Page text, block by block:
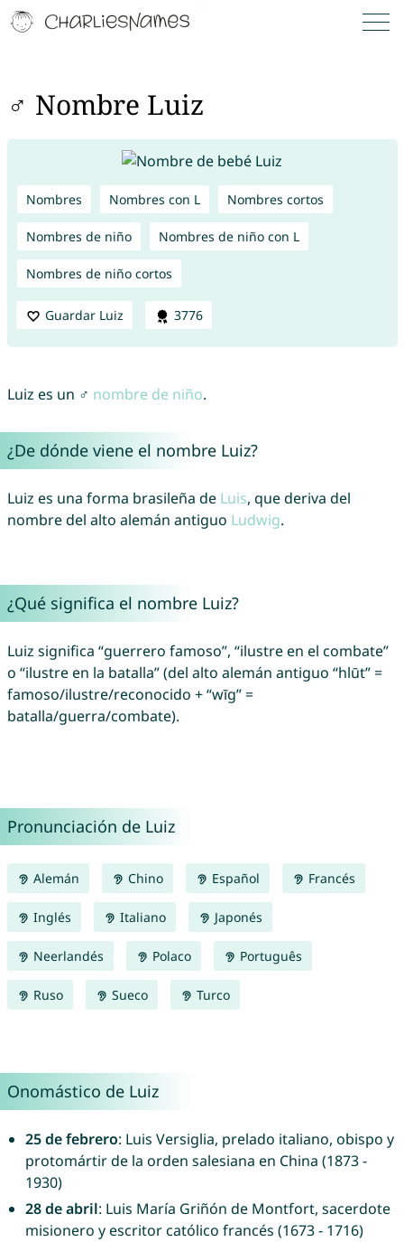
♂ Nombre Luiz
Nombres Nombres con L Nombres cortos
Nombres de niño Nombres de niño con L
Nombres de niño cortos
Guardar Luiz 3776
Luiz es un ♂ nombre de niño.
¿De dónde viene el nombre Luiz?
Luiz es una forma brasileña de Luis, que deriva del
nombre del alto alemán antiguo Ludwig.
¿Qué significa el nombre Luiz?
Luiz significa “guerrero famoso”, “ilustre en el combate”
o “ilustre en la batalla” (del alto alemán antiguo “hlūt” =
famoso/ilustre/reconocido + “wīg” =
batalla/guerra/combate).
Pronunciación de Luiz
Alemán Chino Español Francés
Inglés Italiano Japonés
Neerlandés Polaco Português
Ruso Sueco Turco
Onomástico de Luiz
25 de febrero: Luis Versiglia, prelado italiano, obispo y
protomártir de la orden salesiana en China (1873 -
1930)
28 de abril: Luis María Griñón de Montfort, sacerdote
misionero y escritor católico francés (1673 - 1716)